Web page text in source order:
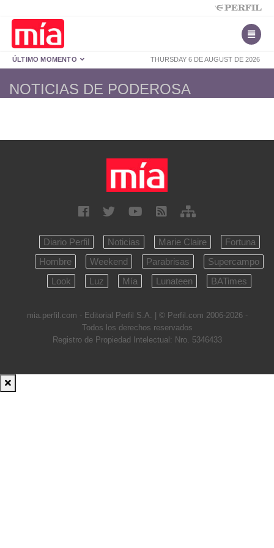
THURSDAY 6 DE AUGUST DE 2026
ÚLTIMO MOMENTO
NOTICIAS DE PODEROSA
Diario Perfil Noticias Marie Claire
Fortuna
Hombre
Weekend Parabrisas
Supercampo
Look
Luz Mía Lunateen BATimes
mia.perfil.com - Editorial Perfil S.A. | © Perfil.com 2006-2026 -
Todos los derechos reservados
Registro de Propiedad Intelectual: Nro. 5346433